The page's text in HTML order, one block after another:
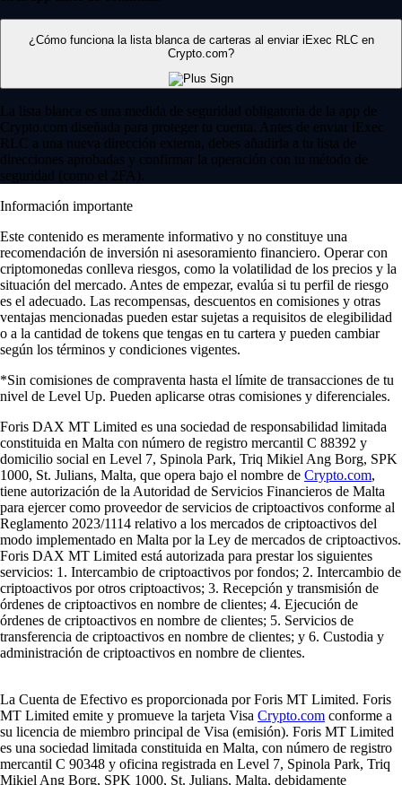
¿Cómo funciona la lista blanca de carteras al enviar iExec RLC en
Crypto.com?
La lista blanca es una medida de seguridad obligatoria de la app de
Crypto.com diseñada para proteger tu cuenta. Antes de enviar iExec
RLC a una nueva dirección externa, debes añadirla a tu lista de
direcciones aprobadas y confirmar la operación con tu método de
seguridad (como el 2FA).
Información importante
Este contenido es meramente informativo y no constituye una
recomendación de inversión ni asesoramiento financiero. Operar con
criptomonedas conlleva riesgos, como la volatilidad de los precios y la
situación del mercado. Antes de empezar, evalúa si tu perfil de riesgo
es el adecuado. Las recompensas, descuentos en comisiones y otras
ventajas mencionadas pueden estar sujetas a requisitos de elegibilidad
o a la cantidad de tokens que tengas en tu cartera y pueden cambiar
según los términos y condiciones vigentes.
*Sin comisiones de compraventa hasta el límite de transacciones de tu
nivel de Level Up. Pueden aplicarse otras comisiones y diferenciales.
Foris DAX MT Limited es una sociedad de responsabilidad limitada
constituida en Malta con número de registro mercantil C 88392 y
domicilio social en Level 7, Spinola Park, Triq Mikiel Ang Borg, SPK
1000, St. Julians, Malta, que opera bajo el nombre de Crypto.com,
tiene autorización de la Autoridad de Servicios Financieros de Malta
para ejercer como proveedor de servicios de criptoactivos conforme al
Reglamento 2023/1114 relativo a los mercados de criptoactivos del
modo implementado en Malta por la Ley de mercados de criptoactivos.
Foris DAX MT Limited está autorizada para prestar los siguientes
servicios: 1. Intercambio de criptoactivos por fondos; 2. Intercambio de
criptoactivos por otros criptoactivos; 3. Recepción y transmisión de
órdenes de criptoactivos en nombre de clientes; 4. Ejecución de
órdenes de criptoactivos en nombre de clientes; 5. Servicios de
transferencia de criptoactivos en nombre de clientes; y 6. Custodia y
administración de criptoactivos en nombre de clientes.
La Cuenta de Efectivo es proporcionada por Foris MT Limited. Foris
MT Limited emite y promueve la tarjeta Visa Crypto.com conforme a
su licencia de miembro principal de Visa (emisión). Foris MT Limited
es una sociedad limitada constituida en Malta, con número de registro
mercantil C 90348 y oficina registrada en Level 7, Spinola Park, Triq
Mikiel Ang Borg, SPK 1000, St. Julians, Malta, debidamente